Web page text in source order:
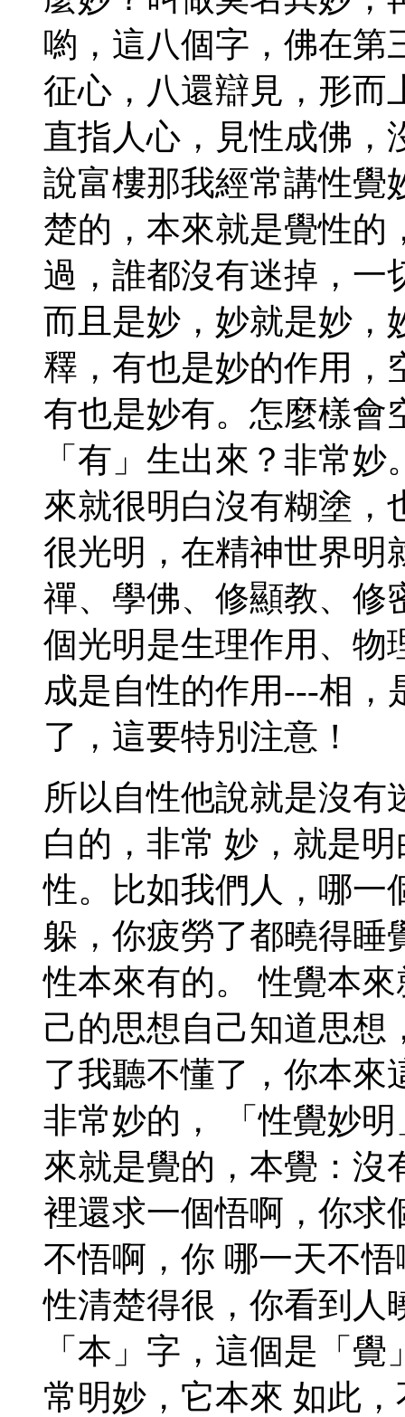
喲，這八個字，佛在第
征心，八還辯見，形而
直指人心，見性成佛，
說富樓那我經常講性覺
楚的，本來就是覺性的
過，誰都沒有迷掉，一
而且是妙，妙就是妙，
釋，有也是妙的作用，
有也是妙有。怎麼樣會
「有」生出來？非常
來就很明白沒有糊塗，
很光明，在精神世界明
禪、學佛、修顯教、修
個光明是生理作用、物
成是自性的作用---相，
了，這要特別注意！
所以自性他說就是沒有
白的，非常 妙，就是
性。比如我們人，哪一
躲，你疲勞了都曉得睡
性本來有的。 性覺本
己的思想自己知道思想
了我聽不懂了，你本來
非常妙的， 「性覺妙
來就是覺的，本覺：沒
裡還求一個悟啊，你求
不悟啊，你 哪一天不
性清楚得很，你看到人
「本」字，這個是「
常明妙，它本來 如此